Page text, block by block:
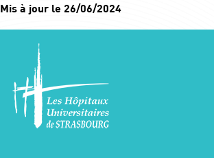
Mis à jour le 26/06/2024